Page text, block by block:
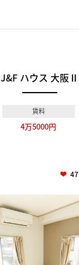
J&F ハウス 大阪Ⅱ
賃料
4万5000円
47